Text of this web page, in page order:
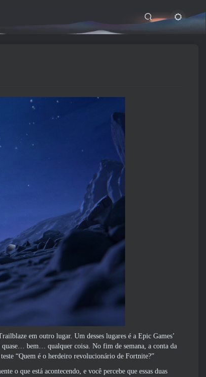
em outro lugar. Um desses lugares é a Epic Games’
bem… qualquer coisa. No fim de semana, a conta da
“Quem é o herdeiro revolucionário de Fortnite?”
o que está acontecendo, e você percebe que essas duas